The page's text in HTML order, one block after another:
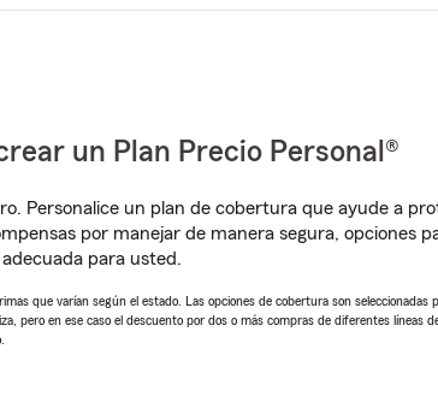
un Plan Precio Personal®
Personalice un plan de cobertura que ayude a
por manejar de manera segura, opciones
para usted.
que varían según el estado. Las opciones de cobertura son seleccionadas
pero en ese caso el descuento por dos o más compras de diferentes líneas